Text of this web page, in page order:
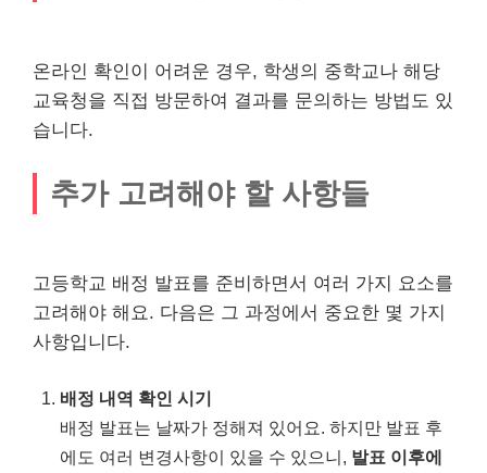
온라인 확인이 어려운 경우, 학생의 중학교나 해당
교육청을 직접 방문하여 결과를 문의하는 방법도 있
습니다.
추가 고려해야 할 사항들
고등학교 배정 발표를 준비하면서 여러 가지 요소를
고려해야 해요. 다음은 그 과정에서 중요한 몇 가지
사항입니다.
배정 내역 확인 시기
배정 발표는 날짜가 정해져 있어요. 하지만 발표 후
에도 여러 변경사항이 있을 수 있으니, 발표 이후에